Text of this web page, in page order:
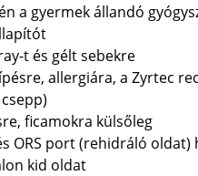
a gyermek állandó
t és gélt sebekre
allergiára, a Zyrtec
ficamokra külsőleg
ORS port (rehidráló
kid oldat